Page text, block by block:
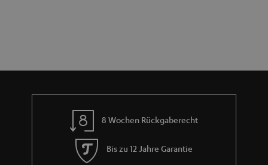
n
8 Wochen Rückgaberecht
Bis zu 12 Jahre Garantie